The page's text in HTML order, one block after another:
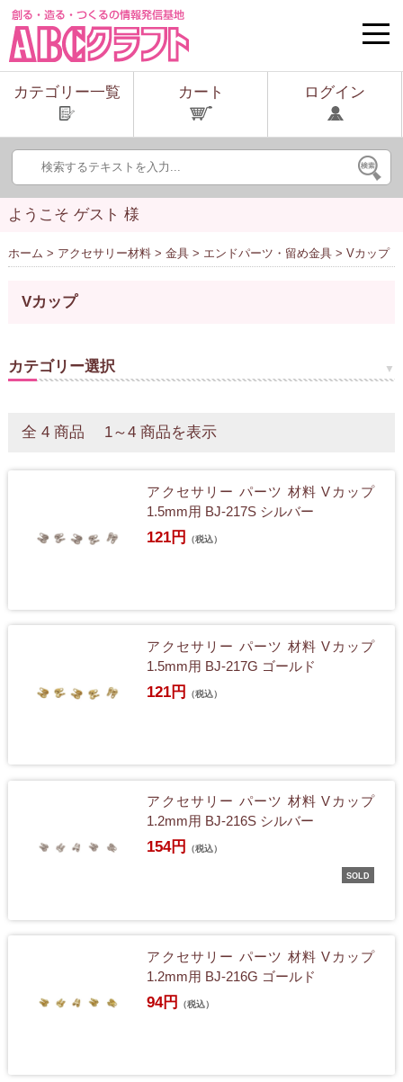
toggle
カテゴリー一覧
カート ログイン
ようこそ ゲスト 様
ホーム > アクセサリー材料> 金具> エンドパーツ・留め金具> Vカップ
Vカップ
カテゴリー選択
全 4 商品 1～4 商品を表示
アクセサリー パーツ 材料 Vカップ
1.5mm用 BJ-217S シルバー
121円 （税込）
アクセサリー パーツ 材料 Vカップ
1.5mm用 BJ-217G ゴールド
121円 （税込）
アクセサリー パーツ 材料 Vカップ
1.2mm用 BJ-216S シルバー
154円 （税込）
SOLD
アクセサリー パーツ 材料 Vカップ
1.2mm用 BJ-216G ゴールド
94円 （税込）